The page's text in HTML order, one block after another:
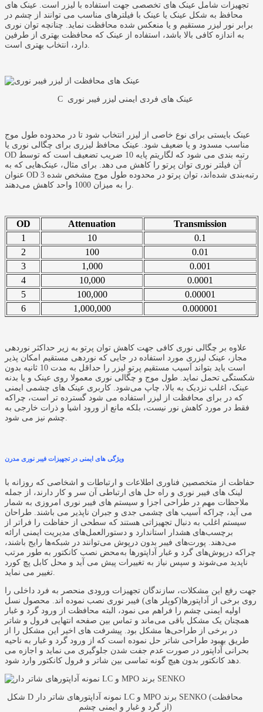
تجهیزات شامل عینک های تخصصی جهت استفاده با لیزر است. عینک های
محافظ به شکل عینک یا عینک با فیلترهای مناسب می توانند از چشم در
برابر نور لیزر مستقیم و یا منعکس شده محافظت نماید. چنانچه توان نوری
به اندازه کافی بالا باشد، استفاده از عینک که محافظت بهتری از طرفین
دارد، انتخاب بهتری است.
C عینک های فردی ایمنی لیزر فیبر نوری
عینک بایستی برای نوع خاصی از لیزر انتخاب شود تا در محدوده طول موج
مناسب مسدود و یا ضعیف شود. عینک محافظ لیزری برای چگالی نوری یا
OD رتبه بندی می شود که لگاریتم پایه 10 ضریب تضعیف است که توسط
آن فیلتر نوری توان پرتو را کاهش می دهد. برای مثال، عینک‌هایی که به
عنوان OD 3 رتبه‌بندی شده‌اند، توان پرتو در محدوده طول موج مشخص شده
را به میزان 1000 واحد کاهش می‌دهند.
OD Attenuation
Transmission
1
10
0.1
2
100
0.01
3
1,000
0.001
4
10,000
0.0001
5
100,000
0.00001
6
1,000,000 0.000001
علاوه بر چگالی نوری کافی جهت کاهش توان پرتو به زیر حداکثر نوردهی
مجاز، عینک لیزری مورد استفاده در جایی که نوردهی مستقیم امکان پذیر
است باید بتواند آسیب مستقیم پرتو لیزر را حداقل به مدت 10 ثانیه بدون
شکستگی تحمل نماید. طول موج و چگالی نوری معمولا روی عینک و یا بدنه
عینک، اغلب نزدیک به بالا، چاپ می‌شود. کاربری عینک های چشمی ایمنی
که در برای محافظت از لیزر استفاده می شود گسترده تر است، چراکه
فقط در مورد کاهش نور نیست، بلکه مانع از ورود اشیا و ذرات خارجی به
چشم نیز می شود.
ویژگی های ایمنی در تجهیزات فیبر نوری مدرن
حفاظت از متخصصین فناوری اطلاعات و ارتباطات و اشخاصی که روزانه با
لینک های فیبر نوری و راه حل های ارتباطی آن سر و کار دارند، از جمله
ملاحظات مهم در طراحی اجزا و سیستم های فیبر نوری امروزی به شمار
می آید، چراکه آسیب های چشمی جدی و جبران ناپذیر می باشند. طراحان
سیستم اغلب به دنبال تجهیزاتی هستند که سطحی از حفاظت را فراتر از
برچسب‌های هشدار استاندارد و دستورالعمل‌های مدیریت ایمنی ارائه
می‌دهند. پورت‌های فیبر بدون درپوش می‌توانند در شبکه‌ها رایج باشند،
چراکه درپوش‌های گرد و غبار آداپتورها به‌محض نصب کانکتور به طور مرتب
ناپدید می‌شوند و سپس نیاز به تغییرات پیش می آید و محل کابل پچ کورد
جهت رفع این مشکلات، سازندگان تجهیزات ورودی منحصر به فرد داخلی را
روی برخی از آداپتورها(کوپلر های) فیبر نوری نصب نموده اند. محصول نسل
اولیه ایمنی چشم را فراهم می نمود، البته محافظت از ورود گرد و غبار
همچنان یک مشکل باقی می‌ماند و تماس بین صفحه انتهایی فرول و شاتر
در برخی از طراحی‌ها مشکل بود. پیشرفت های اخیر این مشکل را از
طریق بهبود طراحی شاتر حل نموده است که از ورود گرد و غبار به ناحیه
بحرانی آداپتور در صورت عدم جفت شدن جلوگیری می نماید و اجازه می
شکل D نمونه آداپتورهای شاتر دار LC و MPO برند SENKO (محافظت
از گرد و غبار و ایمنی چشم)